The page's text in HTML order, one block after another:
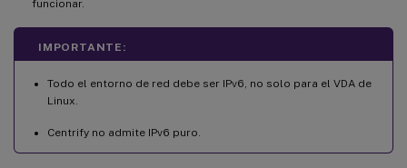
funcionar.
IMPORTANTE:
Todo el entorno de red debe ser IPv6, no solo para el VDA de
Linux.
Centrify no admite IPv6 puro.